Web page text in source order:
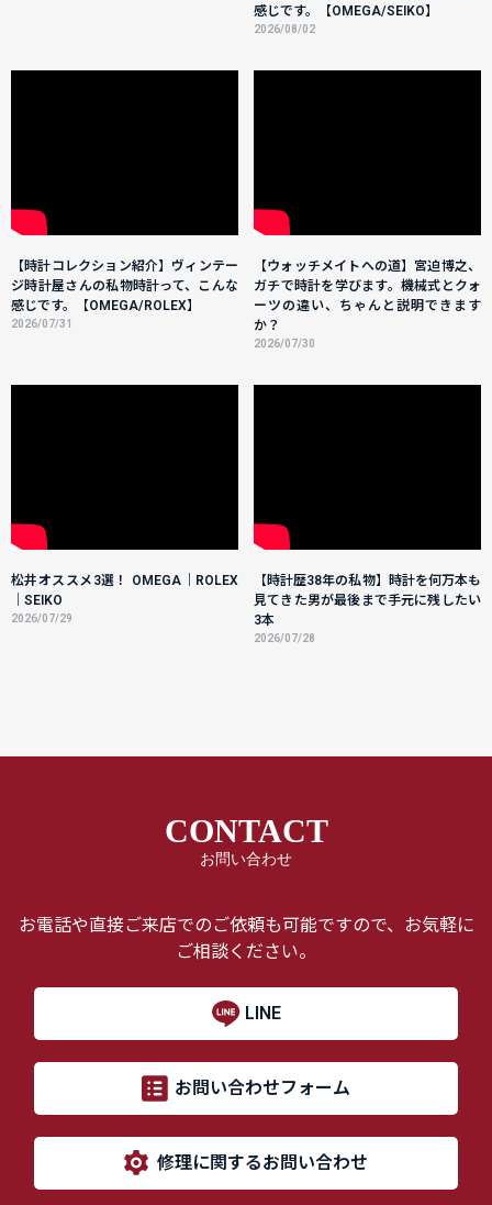
感じです。【OMEGA/SEIKO】
2026/08/02
【時計コレクション紹介】ヴィンテー
ジ時計屋さんの私物時計って、こんな
感じです。【OMEGA/ROLEX】
2026/07/31
【ウォッチメイトへの道】宮迫博之、
ガチで時計を学びます。機械式とクォ
ーツの違い、ちゃんと説明できます
か？
2026/07/30
松井オススメ3選！ OMEGA｜ROLEX
｜SEIKO
2026/07/29
【時計歴38年の私物】時計を何万本も
見てきた男が最後まで手元に残したい
3本
2026/07/28
CONTACT
お問い合わせ
お電話や直接ご来店でのご依頼も可能ですので、お気軽に
ご相談ください。
LINE
お問い合わせフォーム
修理に関するお問い合わせ